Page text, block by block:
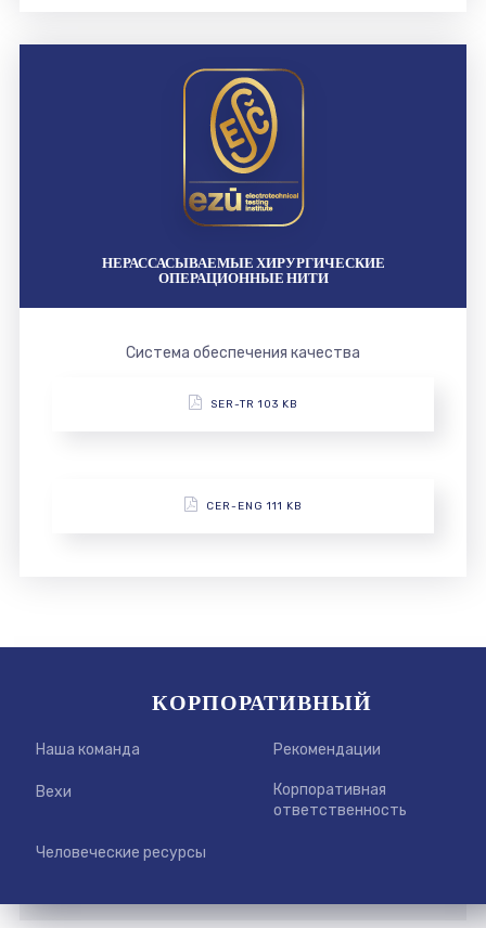
НЕРАССАСЫВАЕМЫЕ ХИРУРГИЧЕСКИЕ
ОПЕРАЦИОННЫЕ НИТИ
Система обеспечения качества
SER-TR 103 KB
CER-ENG 111 KB
КОРПОРАТИВНЫЙ
Наша команда Рекомендации
Вехи
Корпоративная
ответственность
Человеческие ресурсы